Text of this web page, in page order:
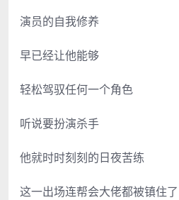
演员的自我修养
早已经让他能够
轻松驾驭任何一个角色
听说要扮演杀手
他就时时刻刻的日夜苦练
这一出场连帮会大佬都被镇住了